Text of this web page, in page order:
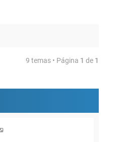
9 temas • Página 1 de 1